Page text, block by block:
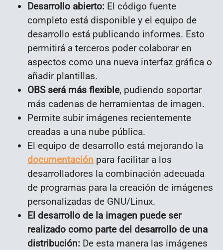
Desarrollo abierto: El código fuente
completo está disponible y el equipo de
desarrollo está publicando informes. Esto
permitirá a terceros poder colaborar en
aspectos como una nueva interfaz gráfica o
añadir plantillas.
OBS será más flexible, pudiendo soportar
más cadenas de herramientas de imagen.
Permite subir imágenes recientemente
creadas a una nube pública.
El equipo de desarrollo está mejorando la
documentación para facilitar a los
desarrolladores la combinación adecuada
de programas para la creación de imágenes
personalizadas de GNU/Linux.
El desarrollo de la imagen puede ser
realizado como parte del desarrollo de una
distribución: De esta manera las imágenes